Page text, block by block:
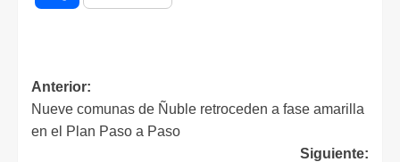
Anterior:
Nueve comunas de Ñuble retroceden a fase amarilla
en el Plan Paso a Paso
Siguiente: